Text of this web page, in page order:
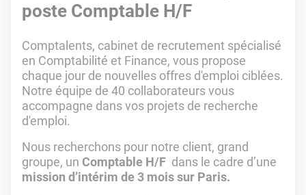
poste Comptable H/F
Comptalents, cabinet de recrutement spécialisé
en Comptabilité et Finance, vous propose
chaque jour de nouvelles offres d'emploi ciblées.
Notre équipe de 40 collaborateurs vous
accompagne dans vos projets de recherche
d'emploi.
Nous recherchons pour notre client, grand
groupe, un Comptable H/F dans le cadre d’une
mission d’intérim de 3 mois sur Paris.